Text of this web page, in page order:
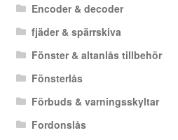
Encoder & decoder
fjäder & spärrskiva
Fönster & altanlås tillbehör
Fönsterlås
Förbuds & varningsskyltar
Fordonslås